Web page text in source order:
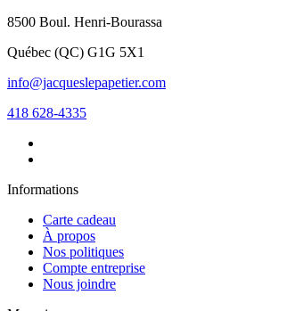
8500 Boul. Henri-Bourassa
Québec (QC) G1G 5X1
info@jacqueslepapetier.com
418 628-4335
Informations
Carte cadeau
À propos
Nos politiques
Compte entreprise
Nous joindre